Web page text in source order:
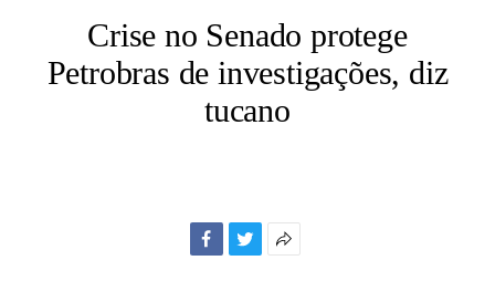
Crise no Senado protege
Petrobras de investigações, diz
tucano